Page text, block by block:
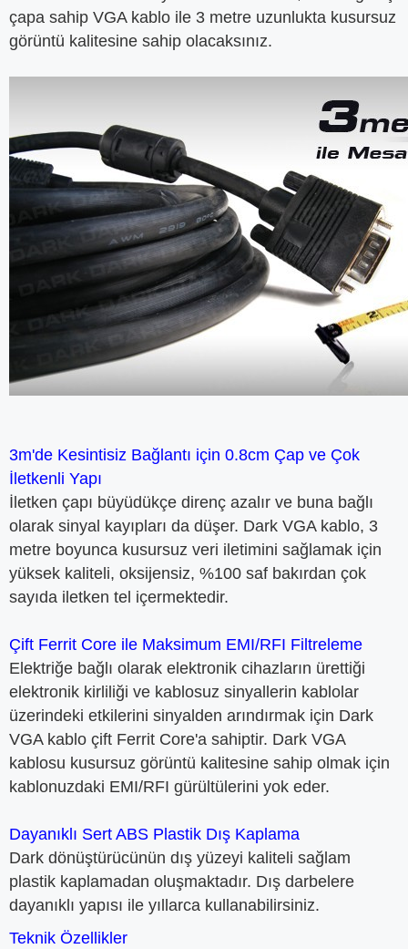
çapa sahip VGA kablo ile 3 metre uzunlukta kusursuz
görüntü kalitesine sahip olacaksınız.
3m'de Kesintisiz Bağlantı için 0.8cm Çap ve Çok
İletkenli Yapı
İletken çapı büyüdükçe direnç azalır ve buna bağlı
olarak sinyal kayıpları da düşer. Dark VGA kablo, 3
metre boyunca kusursuz veri iletimini sağlamak için
yüksek kaliteli, oksijensiz, %100 saf bakırdan çok
sayıda iletken tel içermektedir.
Çift Ferrit Core ile Maksimum EMI/RFI Filtreleme
Elektriğe bağlı olarak elektronik cihazların ürettiği
elektronik kirliliği ve kablosuz sinyallerin kablolar
üzerindeki etkilerini sinyalden arındırmak için Dark
VGA kablo çift Ferrit Core'a sahiptir. Dark VGA
kablosu kusursuz görüntü kalitesine sahip olmak için
kablonuzdaki EMI/RFI gürültülerini yok eder.
Dayanıklı Sert ABS Plastik Dış Kaplama
Dark dönüştürücünün dış yüzeyi kaliteli sağlam
plastik kaplamadan oluşmaktadır. Dış darbelere
dayanıklı yapısı ile yıllarca kullanabilirsiniz.
Teknik Özellikler